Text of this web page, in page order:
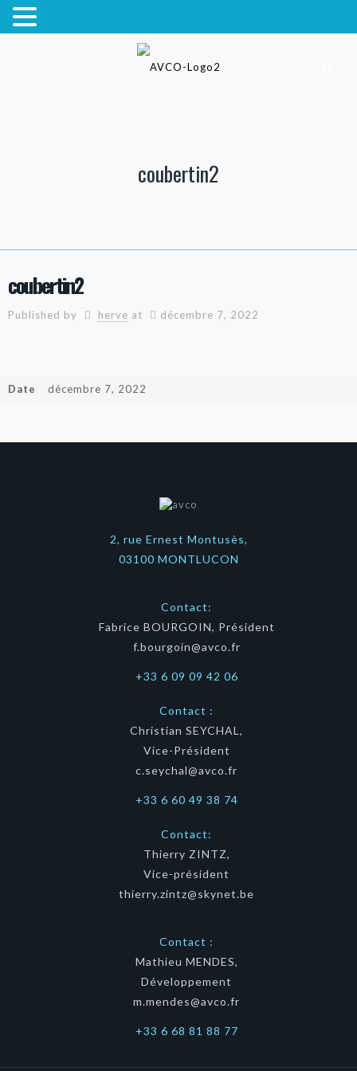
coubertin2
coubertin2
Published by herve at décembre 7, 2022
Date décembre 7, 2022
2, rue Ernest Montusès,
03100 MONTLUCON
Contact:
Fabrice BOURGOIN, Président
f.bourgoin@avco.fr
+33 6 09 09 42 06
Contact :
Christian SEYCHAL,
Vice-Président
c.seychal@avco.fr
+33 6 60 49 38 74
Contact:
Thierry ZINTZ,
Vice-président
thierry.zintz@skynet.be
Contact :
Mathieu MENDES,
Développement
m.mendes@avco.fr
+33 6 68 81 88 77